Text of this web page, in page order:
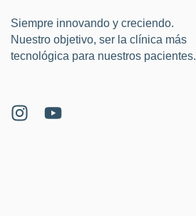
Siempre innovando y creciendo.
Nuestro objetivo, ser la clínica más
tecnológica para nuestros pacientes.